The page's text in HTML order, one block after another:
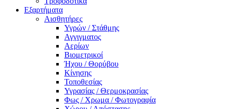
Εξαρτήματα
Αισθητήρες
Υγρών / Στάθμης
Αγγιγματος
Αερίων
Βιομετρικοί
Ήχου / Θορύβου
Κίνησης
Τοποθεσίας
Υγρασίας / Θερμοκρασίας
Φως / Χρωμα / Φωτογραφία